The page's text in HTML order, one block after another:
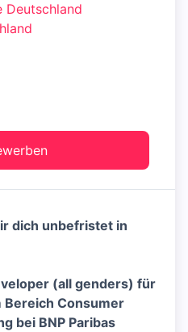
Deutschland
dich unbefristet in
(all genders) für
Bereich Consumer
bei BNP Paribas